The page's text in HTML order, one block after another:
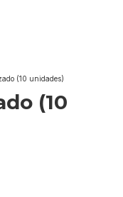
(10 unidades)
(10